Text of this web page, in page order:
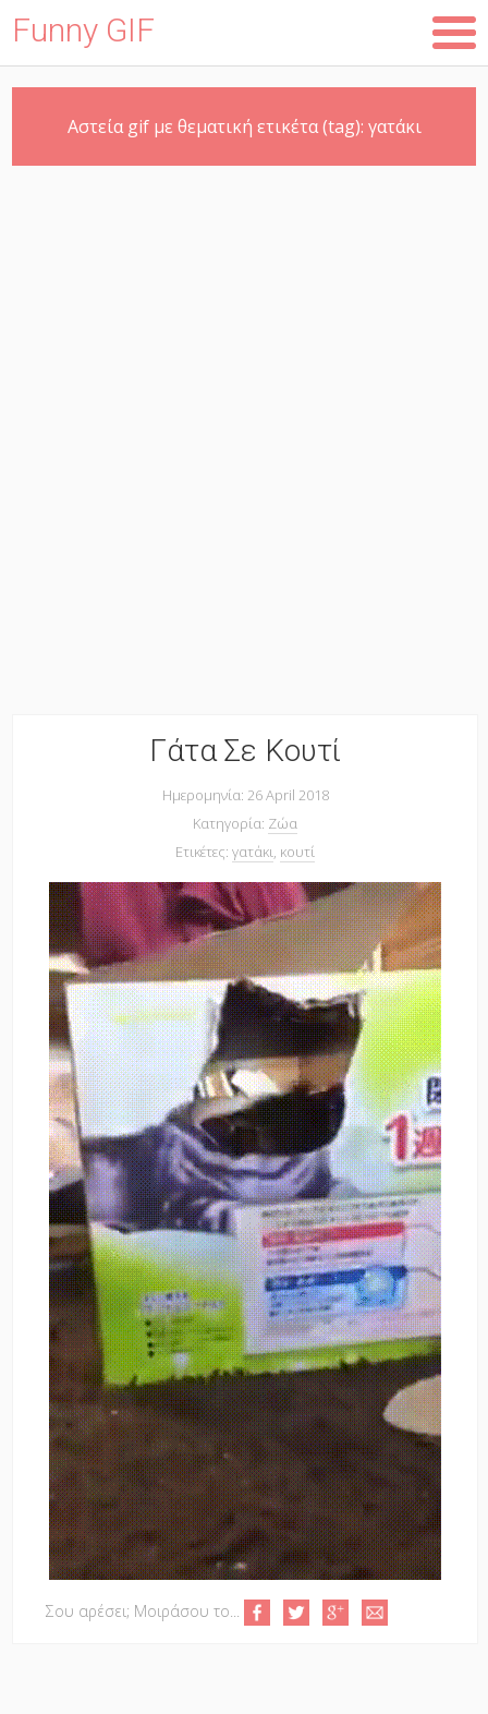
main
Funny GIF
Αστεία gif με θεματική ετικέτα (tag): γατάκι
Γάτα Σε Κουτί
Ημερομηνία: 26 April 2018
Κατηγορία: Ζώα
Ετικέτες: γατάκι, κουτί
Σου αρέσει; Μοιράσου το...